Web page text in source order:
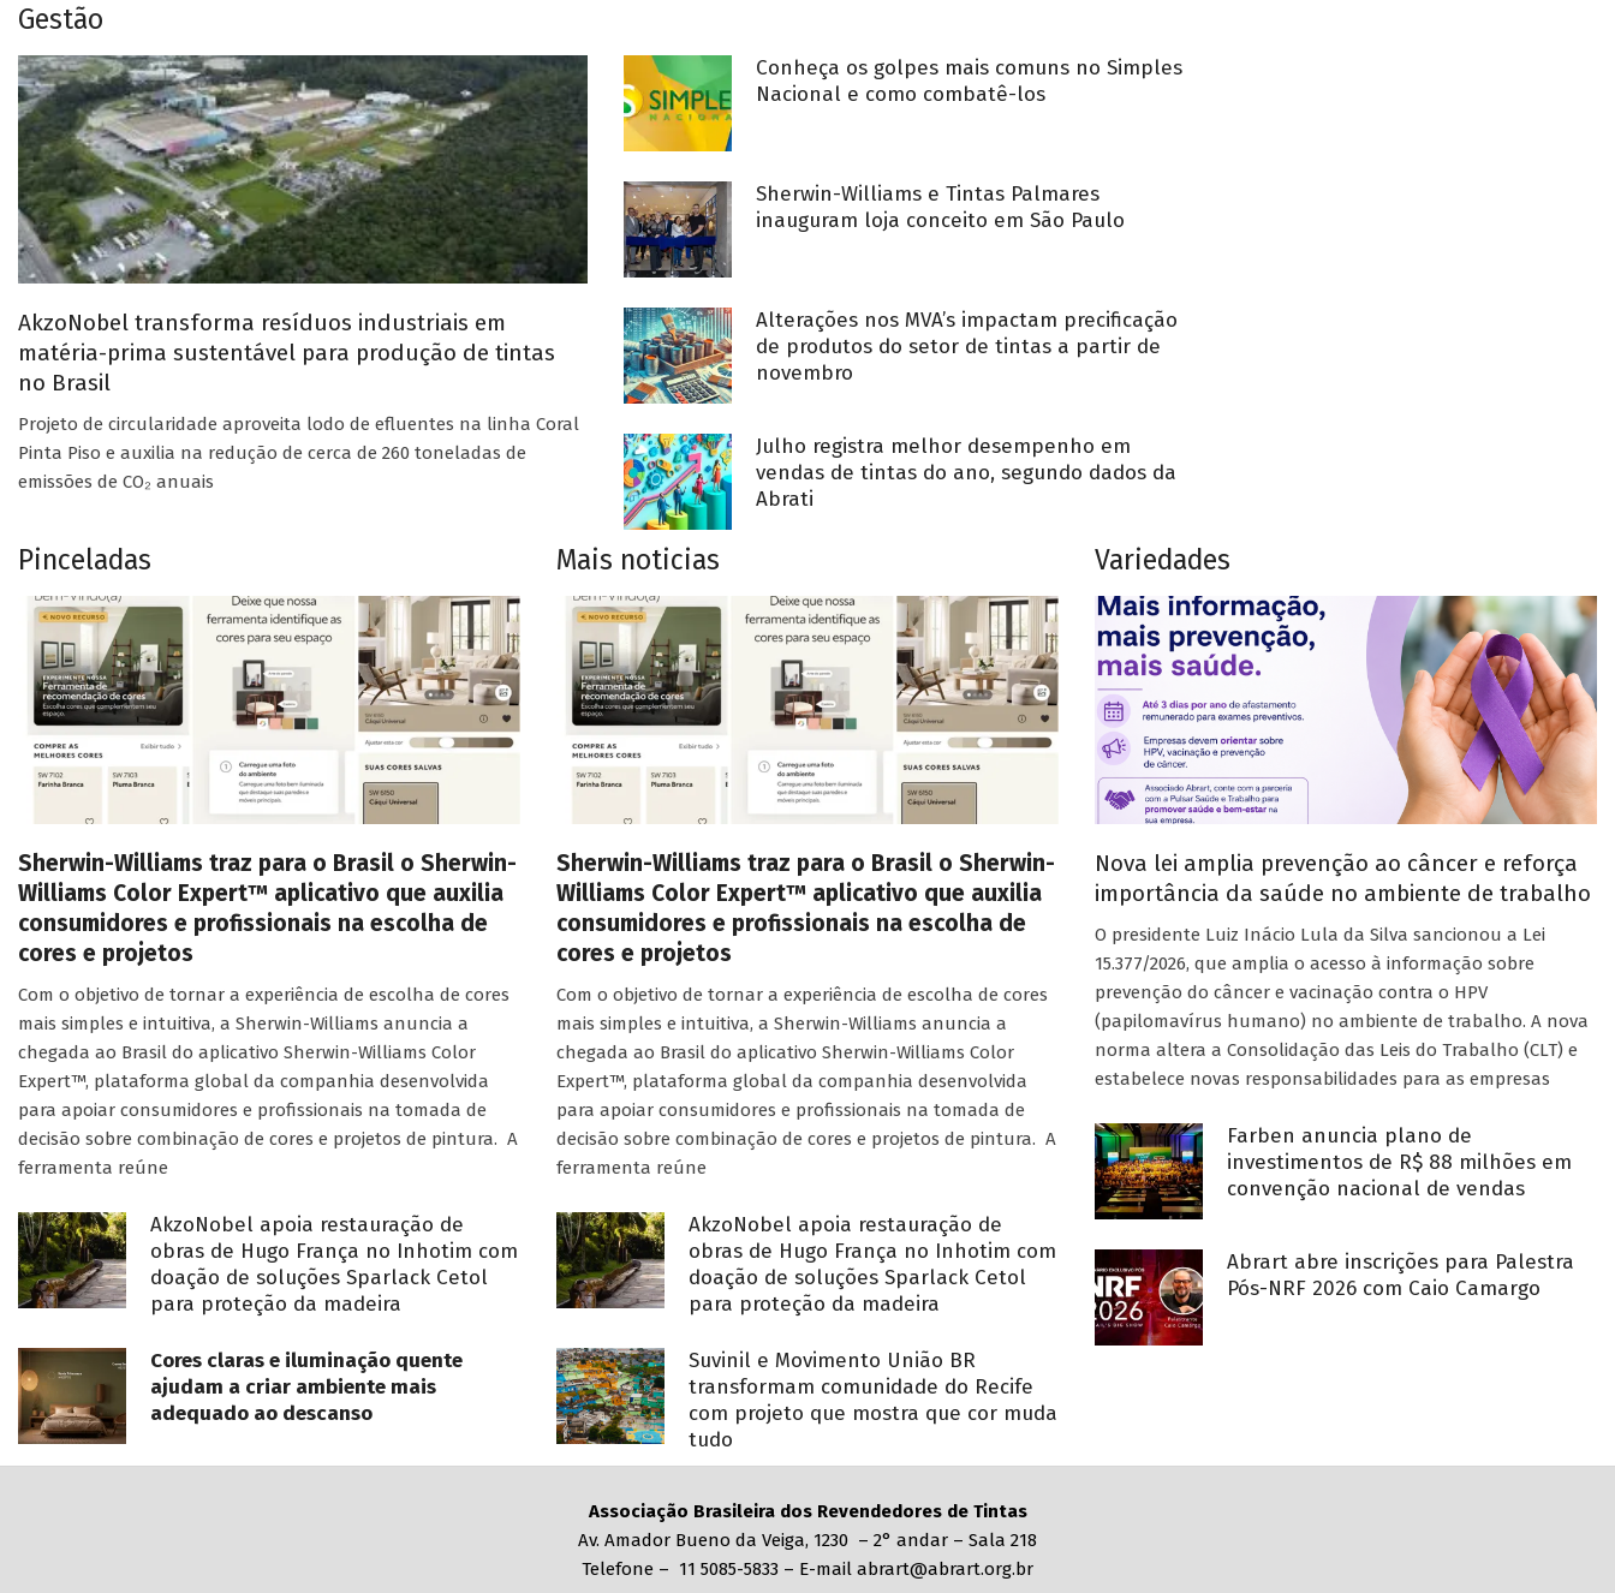
Gestão
AkzoNobel transforma resíduos industriais em
matéria-prima sustentável para produção de tintas
no Brasil
Projeto de circularidade aproveita lodo de efluentes na linha Coral
Pinta Piso e auxilia na redução de cerca de 260 toneladas de
emissões de CO₂ anuais
Conheça os golpes mais comuns no Simples
Nacional e como combatê-los
Sherwin-Williams e Tintas Palmares
inauguram loja conceito em São Paulo
Alterações nos MVA’s impactam precificação
de produtos do setor de tintas a partir de
novembro
Julho registra melhor desempenho em
vendas de tintas do ano, segundo dados da
Abrati
Pinceladas
Sherwin-Williams traz para o Brasil o Sherwin-
Williams Color Expert™ aplicativo que auxilia
consumidores e profissionais na escolha de
cores e projetos
Com o objetivo de tornar a experiência de escolha de cores
mais simples e intuitiva, a Sherwin-Williams anuncia a
chegada ao Brasil do aplicativo Sherwin-Williams Color
Expert™, plataforma global da companhia desenvolvida
para apoiar consumidores e profissionais na tomada de
decisão sobre combinação de cores e projetos de pintura. A
ferramenta reúne
AkzoNobel apoia restauração de
obras de Hugo França no Inhotim com
doação de soluções Sparlack Cetol
para proteção da madeira
Cores claras e iluminação quente
ajudam a criar ambiente mais
adequado ao descanso
Mais noticias
Sherwin-Williams traz para o Brasil o Sherwin-
Williams Color Expert™ aplicativo que auxilia
consumidores e profissionais na escolha de
cores e projetos
Com o objetivo de tornar a experiência de escolha de cores
mais simples e intuitiva, a Sherwin-Williams anuncia a
chegada ao Brasil do aplicativo Sherwin-Williams Color
Expert™, plataforma global da companhia desenvolvida
para apoiar consumidores e profissionais na tomada de
decisão sobre combinação de cores e projetos de pintura. A
ferramenta reúne
AkzoNobel apoia restauração de
obras de Hugo França no Inhotim com
doação de soluções Sparlack Cetol
para proteção da madeira
Suvinil e Movimento União BR
transformam comunidade do Recife
com projeto que mostra que cor muda
tudo
Variedades
Nova lei amplia prevenção ao câncer e reforça
importância da saúde no ambiente de trabalho
O presidente Luiz Inácio Lula da Silva sancionou a Lei
15.377/2026, que amplia o acesso à informação sobre
prevenção do câncer e vacinação contra o HPV
(papilomavírus humano) no ambiente de trabalho. A nova
norma altera a Consolidação das Leis do Trabalho (CLT) e
estabelece novas responsabilidades para as empresas
Farben anuncia plano de
investimentos de R$ 88 milhões em
convenção nacional de vendas
Abrart abre inscrições para Palestra
Pós-NRF 2026 com Caio Camargo
Associação Brasileira dos Revendedores de Tintas
Av. Amador Bueno da Veiga, 1230 – 2° andar – Sala 218
Telefone – 11 5085-5833 – E-mail abrart@abrart.org.br